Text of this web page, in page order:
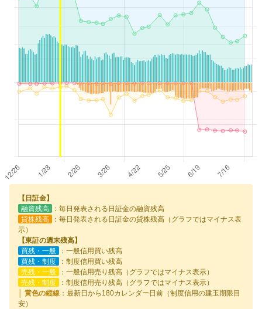
【日証金】
融資残高
：毎日発表される日証金の融資残高
貸株残高
：毎日発表される日証金の貸株残高（グラフではマイナス表
示）
【東証の週末残高】
買残・一般
：一般信用買い残高
買残・制度
：制度信用買い残高
売残・一般
：一般信用売り残高（グラフではマイナス表示）
売残・制度
：制度信用売り残高（グラフではマイナス表示）
│ 黄色の縦線 ：最新日から180カレンダー日前（制度信用の建玉期限目
安）